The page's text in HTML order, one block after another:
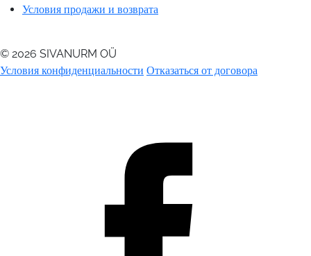
Условия продажи и возврата
© 2026 SIVANURM OÜ
Условия конфиденциальности Отказаться от договора